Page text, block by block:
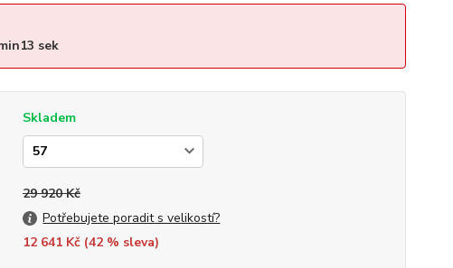
12 sek
Skladem
29 920 Kč
Potřebujete poradit s velikostí?
12 641 Kč (42% sleva)